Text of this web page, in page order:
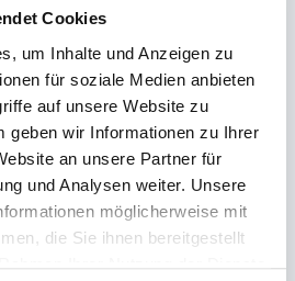
Cookies
um Inhalte und Anzeigen zu
für soziale Medien anbieten
auf unsere Website zu
geben wir Informationen zu Ihrer
an unsere Partner für
und Analysen weiter. Unsere
möglicherweise mit
die Sie ihnen bereitgestellt
Servierplatte, Alu-
oval